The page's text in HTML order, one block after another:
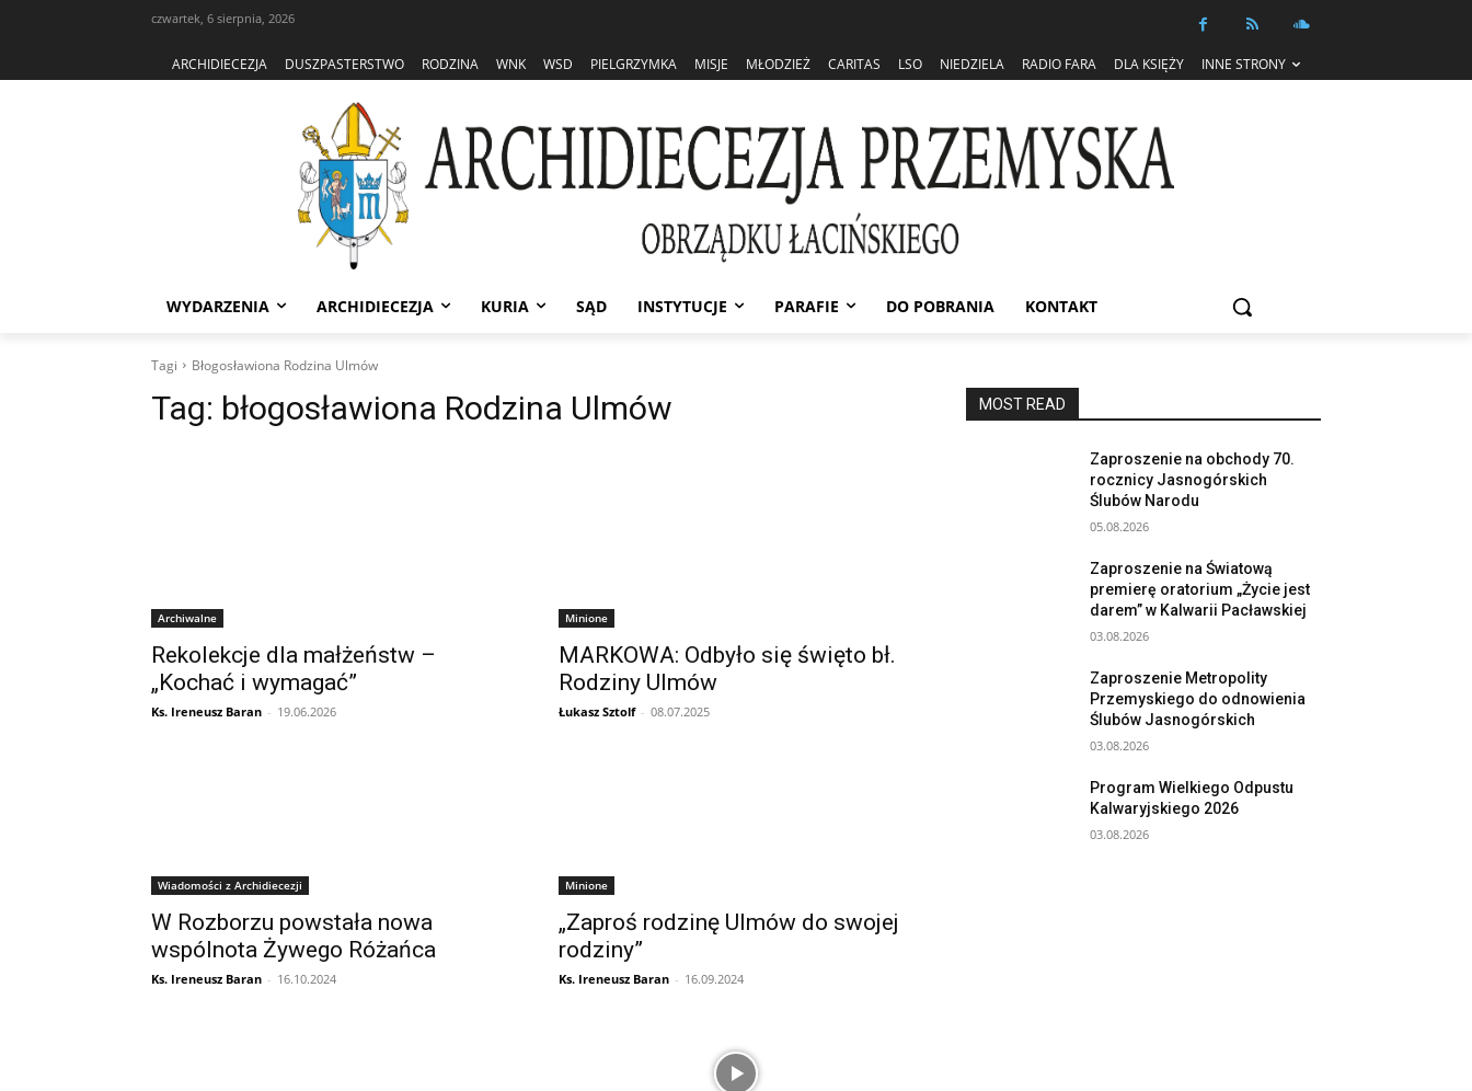
czwartek, 6 sierpnia, 2026
ARCHIDIECEZJA DUSZPASTERSTWO RODZINA WNK WSD PIELGRZYMKA MISJE MŁODZIEŻ CARITAS LSO NIEDZIELA RADIO FARA DLA KSIĘŻY INNE STRONY
WYDARZENIA ARCHIDIECEZJA KURIA SĄD INSTYTUCJE PARAFIE DO POBRANIA KONTAKT
Tagi Błogosławiona Rodzina Ulmów
Tag: błogosławiona Rodzina Ulmów
Archiwalne
Rekolekcje dla małżeństw –
„Kochać i wymagać”
Ks. Ireneusz Baran - 19.06.2026
Minione
MARKOWA: Odbyło się święto bł.
Rodziny Ulmów
Łukasz Sztolf - 08.07.2025
Wiadomości z Archidiecezji
W Rozborzu powstała nowa
wspólnota Żywego Różańca
Ks. Ireneusz Baran - 16.10.2024
Minione
„Zaproś rodzinę Ulmów do swojej
rodziny”
Ks. Ireneusz Baran - 16.09.2024
MOST READ
Zaproszenie na obchody 70.
rocznicy Jasnogórskich
Ślubów Narodu
05.08.2026
Zaproszenie na Światową
premierę oratorium „Życie jest
darem” w Kalwarii Pacławskiej
03.08.2026
Zaproszenie Metropolity
Przemyskiego do odnowienia
Ślubów Jasnogórskich
03.08.2026
Program Wielkiego Odpustu
Kalwaryjskiego 2026
03.08.2026